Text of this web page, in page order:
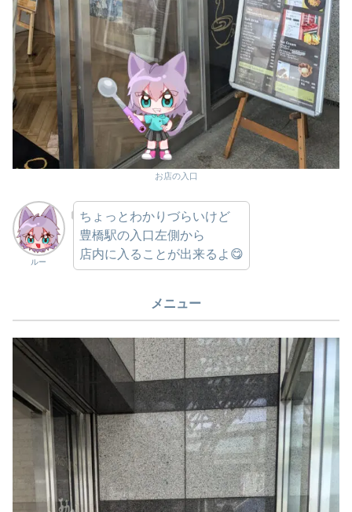
お店の入口
ルー
ちょっとわかりづらいけど
豊橋駅の入口左側から
店内に入ることが出来るよ😋
メニュー